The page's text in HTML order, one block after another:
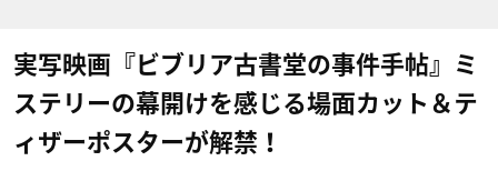
実写映画『ビブリア古書堂の事件手帖』ミ
ステリーの幕開けを感じる場面カット＆テ
ィザーポスターが解禁！